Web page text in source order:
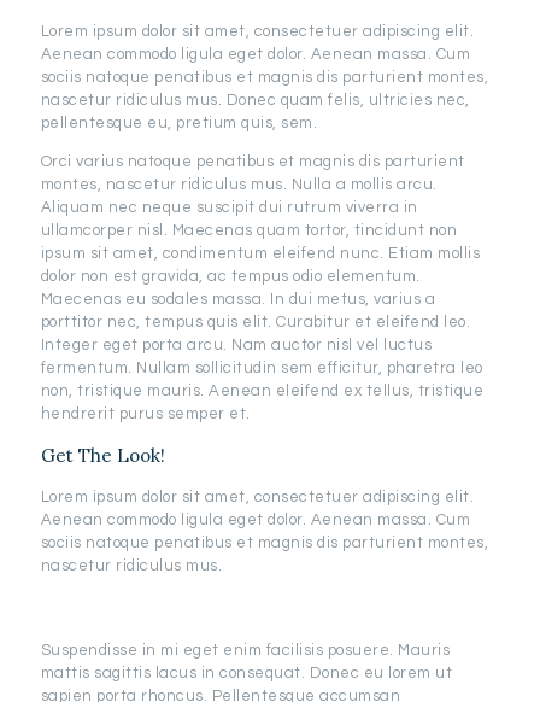
Lorem ipsum dolor sit amet, consectetuer adipiscing elit.
Aenean commodo ligula eget dolor. Aenean massa. Cum
sociis natoque penatibus et magnis dis parturient montes,
nascetur ridiculus mus. Donec quam felis, ultricies nec,
pellentesque eu, pretium quis, sem.
Orci varius natoque penatibus et magnis dis parturient
montes, nascetur ridiculus mus. Nulla a mollis arcu.
Aliquam nec neque suscipit dui rutrum viverra in
ullamcorper nisl. Maecenas quam tortor, tincidunt non
ipsum sit amet, condimentum eleifend nunc. Etiam mollis
dolor non est gravida, ac tempus odio elementum.
Maecenas eu sodales massa. In dui metus, varius a
porttitor nec, tempus quis elit. Curabitur et eleifend leo.
Integer eget porta arcu. Nam auctor nisl vel luctus
fermentum. Nullam sollicitudin sem efficitur, pharetra leo
non, tristique mauris. Aenean eleifend ex tellus, tristique
hendrerit purus semper et.
Get The Look!
Lorem ipsum dolor sit amet, consectetuer adipiscing elit.
Aenean commodo ligula eget dolor. Aenean massa. Cum
sociis natoque penatibus et magnis dis parturient montes,
nascetur ridiculus mus.
Suspendisse in mi eget enim facilisis posuere. Mauris
mattis sagittis lacus in consequat. Donec eu lorem ut
sapien porta rhoncus. Pellentesque accumsan